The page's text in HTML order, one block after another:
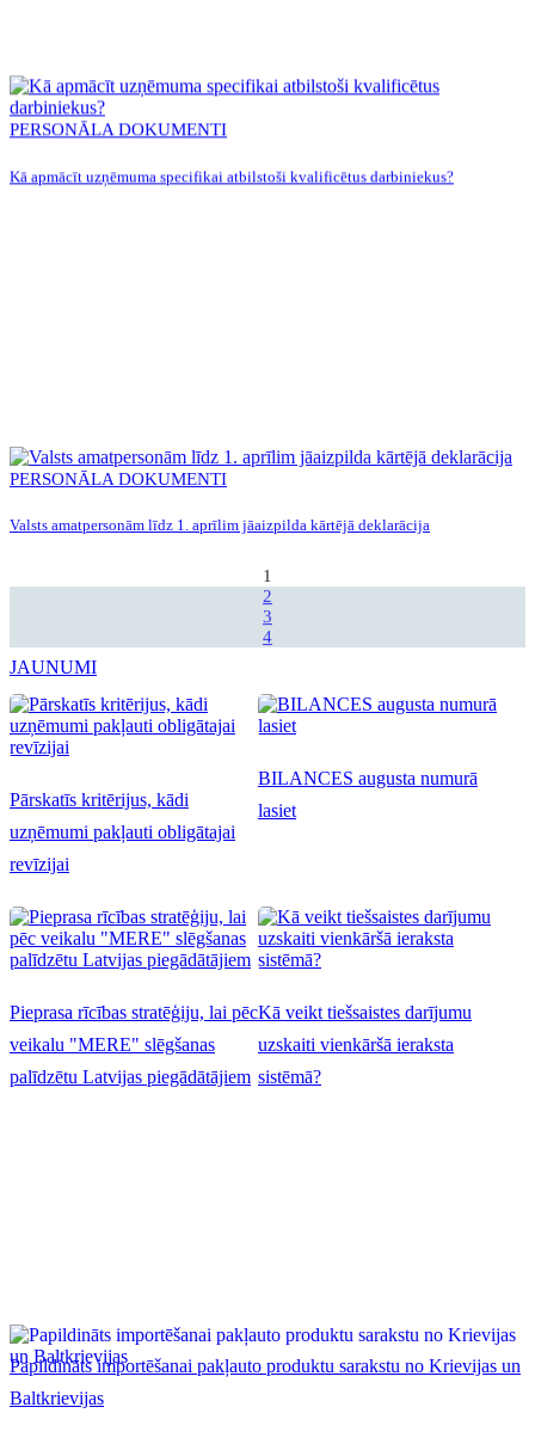
PERSONĀLA DOKUMENTI
Kā apmācīt uzņēmuma specifikai atbilstoši kvalificētus darbiniekus?
PERSONĀLA DOKUMENTI
Valsts amatpersonām līdz 1. aprīlim jāaizpilda kārtējā deklarācija
1
2
3
4
JAUNUMI
Pārskatīs kritērijus, kādi
uzņēmumi pakļauti obligātajai
revīzijai
BILANCES augusta numurā
lasiet
Pieprasa rīcības stratēģiju, lai pēc
veikalu "MERE" slēgšanas
palīdzētu Latvijas piegādātājiem
Kā veikt tiešsaistes darījumu
uzskaiti vienkāršā ieraksta
sistēmā?
Papildināts importēšanai pakļauto produktu sarakstu no Krievijas un
Baltkrievijas